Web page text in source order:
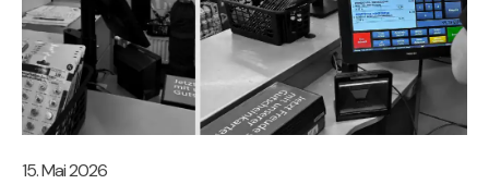
15. Mai 2026